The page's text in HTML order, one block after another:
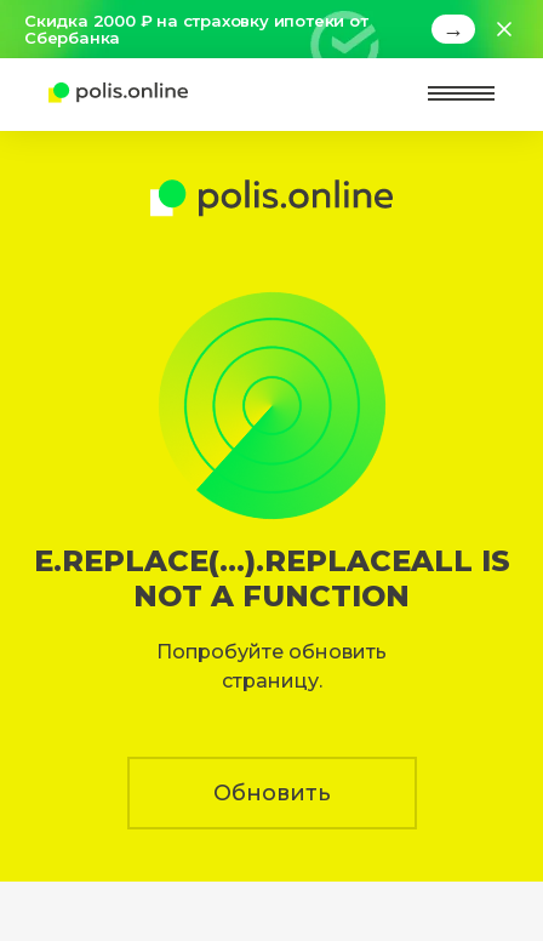
Скидка 2000 ₽ на страховку ипотеки от
Сбербанка
→
E.REPLACE(...).REPLACEALL IS
NOT A FUNCTION
Попробуйте обновить
страницу.
Обновить